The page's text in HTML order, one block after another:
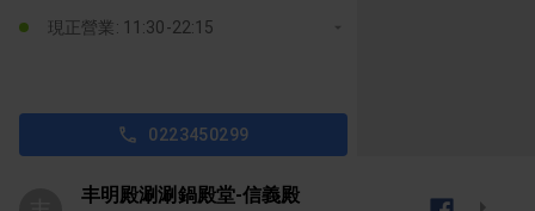
現正營業: 11:30-22:15
0223450299
丰明殿涮涮鍋殿堂-信義殿